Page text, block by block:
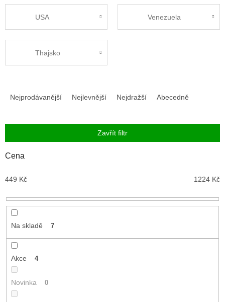
USA Venezuela
Thajsko
í
p
d
u
k
Nejprodávanější Nejlevnější Nejdražší Abecedně
Zavřít filtr
Cena
449 Kč 1224 Kč
Na skladě 7
Akce 4
Novinka 0